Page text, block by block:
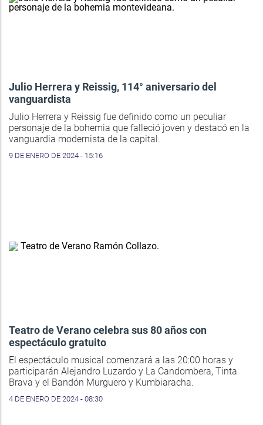
Julio Herrera y Reissig, 114° aniversario del
vanguardista
Julio Herrera y Reissig fue definido como un peculiar
personaje de la bohemia que falleció joven y destacó en la
vanguardia modernista de la capital.
9 DE ENERO DE 2024 - 15:16
Teatro de Verano celebra sus 80 años con
espectáculo gratuito
El espectáculo musical comenzará a las 20:00 horas y
participarán Alejandro Luzardo y La Candombera, Tinta
Brava y el Bandón Murguero y Kumbiaracha.
4 DE ENERO DE 2024 - 08:30